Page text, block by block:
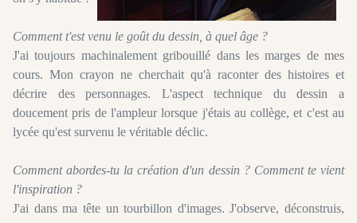
Comment t'est venu le goût du dessin, à quel âge ?
J'ai toujours machinalement gribouillé dans les marges de mes
cours. Mon crayon ne cherchait qu'à raconter des histoires et
décrire des personnages. L'aspect technique du dessin a
doucement pris de l'ampleur lorsque j'étais au collège, et c'est au
lycée qu'est survenu le véritable déclic.
Comment abordes-tu la création d'un dessin ? Comment te vient
l'inspiration ?
J'ai dans ma tête un tourbillon d'images. J'observe, déconstruis,